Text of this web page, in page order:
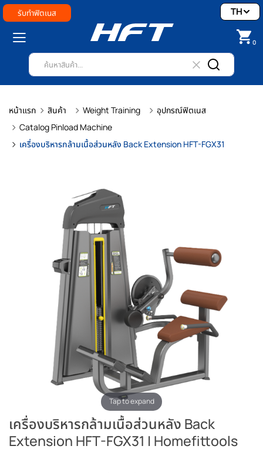
รับทำฟิตเนส
0
TH
หน้าแรก สินค้า Weight Training
อุปกรณ์ฟิตเนส
Catalog Pinload Machine
เครื่องบริหารกล้ามเนื้อส่วนหลัง Back Extension HFT-FGX31
Tap to expand
เครื่องบริหารกล้ามเนื้อส่วนหลัง Back
Extension HFT-FGX31 | Homefittools